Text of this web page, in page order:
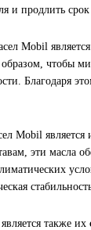
и продлить
Mobil
чтобы
Благодаря
Mobil является
эти масла
также их